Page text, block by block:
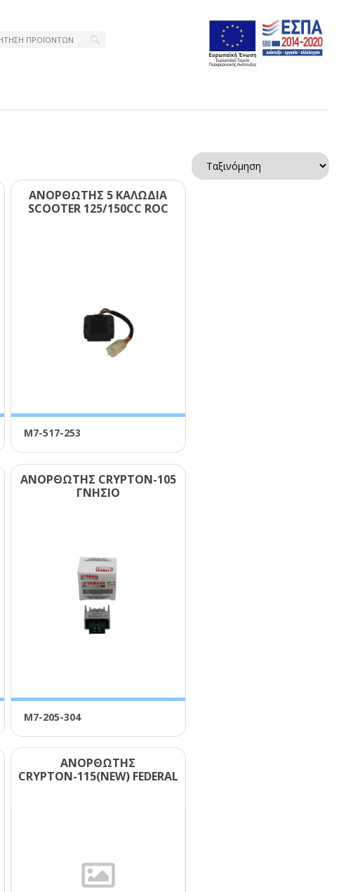
ΑΝΟΡΘΩΤΗΣ 5 ΚΑΛΩΔΙΑ
SCΟΟΤΕR 125/150CC RΟC
Μ7-517-253
ΑΝΟΡΘΩΤΗΣ CRΥΡΤΟΝ-105
ΓΝΗΣΙΟ
Μ7-205-304
ΑΝΟΡΘΩΤΗΣ
CRΥΡΤΟΝ-115(ΝΕW) FΕDΕRΑL